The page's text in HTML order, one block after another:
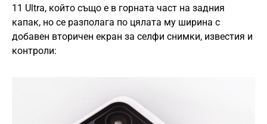
11 Ultra, който също е в горната част на задния
капак, но се разполага по цялата му ширина с
добавен вторичен екран за селфи снимки, известия и
контроли: